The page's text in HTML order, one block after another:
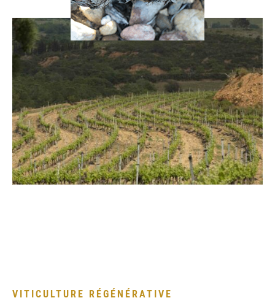
VITICULTURE RÉGÉNÉRATIVE